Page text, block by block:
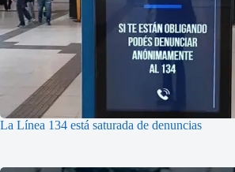
La Línea 134 está saturada de denuncias